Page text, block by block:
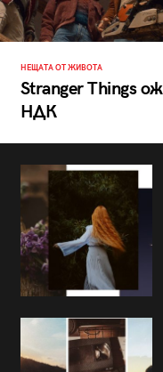
НЕЩАТА ОТ ЖИВОТА
Stranger Things
НДК